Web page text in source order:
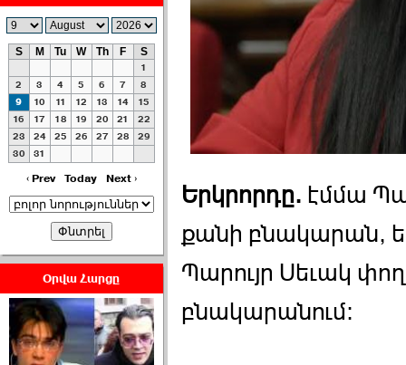
ՀԱՅԱՊԱՀՊԱՆՈՒԹԻՒՆ՝
ՀԱՒԱՏՔԻ ԵՒ
ԿՐԹՈՒԹԵԱՆ
ՃԱՆԱՊԱՐՀՈՎ ›››
2026-07-06 06:50:00
Ամենաշատը էսօրվանից
էի վախենում.Նիկոլայ
Եղիազարյան ›››
S M Tu W Th F S
1
2
3 4 5 6 7
8
9
10 11 12 13 14
15
16
17 18 19 20 21
22
23
24 25 26 27 28
29
30
31
‹ Prev Today Next ›
Օրվա Հարցը
Երկրորդը. էմմա
քանի բնակարան,
Պարույր Սեւակ
բնակարանում։